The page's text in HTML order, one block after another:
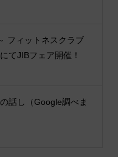
フィットネスクラブ
てJIBフェア開催！
話し（Google調べま